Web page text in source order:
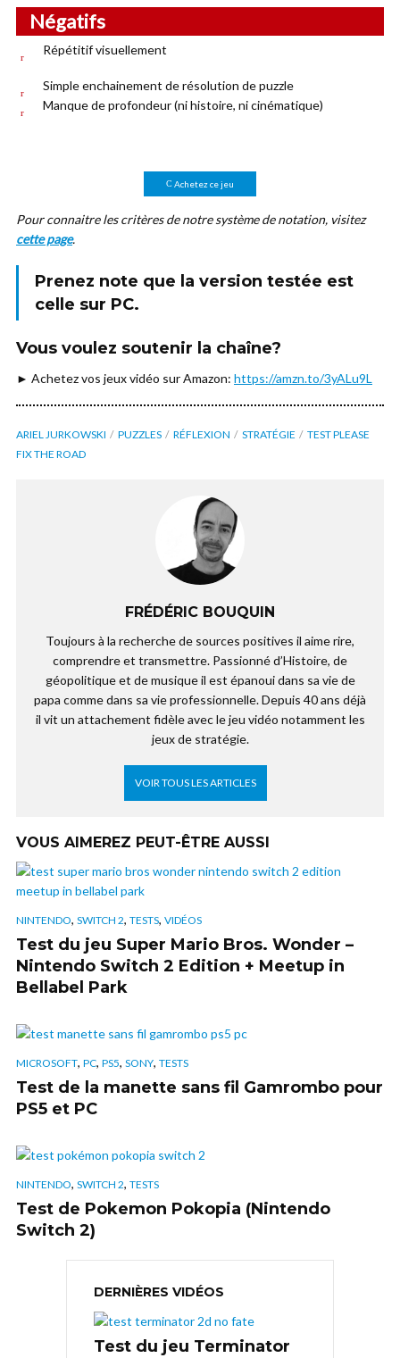
Négatifs
Répétitif visuellement
Simple enchainement de résolution de puzzle
Manque de profondeur (ni histoire, ni cinématique)
Achetez ce jeu
Pour connaitre les critères de notre système de notation, visitez
cette page.
Prenez note que la version testée est
celle sur PC.
Vous voulez soutenir la chaîne?
► Achetez vos jeux vidéo sur Amazon: https://amzn.to/3yALu9L
ARIEL JURKOWSKI PUZZLES RÉFLEXION STRATÉGIE
TEST PLEASE
FIX THE ROAD
FRÉDÉRIC BOUQUIN
Toujours à la recherche de sources positives il aime rire,
comprendre et transmettre. Passionné d’Histoire, de
géopolitique et de musique il est épanoui dans sa vie de
papa comme dans sa vie professionnelle. Depuis 40 ans déjà
il vit un attachement fidèle avec le jeu vidéo notamment les
jeux de stratégie.
VOIR TOUS LES ARTICLES
VOUS AIMEREZ PEUT-ÊTRE AUSSI
NINTENDO, SWITCH 2, TESTS, VIDÉOS
Test du jeu Super Mario Bros. Wonder –
Nintendo Switch 2 Edition + Meetup in
Bellabel Park
MICROSOFT, PC, PS5, SONY, TESTS
Test de la manette sans fil Gamrombo pour
PS5 et PC
NINTENDO, SWITCH 2, TESTS
Test de Pokemon Pokopia (Nintendo
Switch 2)
DERNIÈRES VIDÉOS
Test du jeu Terminator